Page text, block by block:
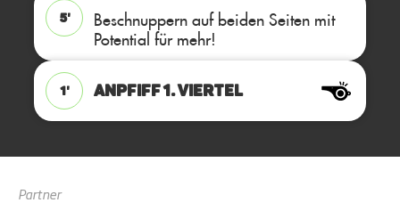
5'
Beschnuppern auf beiden Seiten mit
Potential für mehr!
1' ANPFIFF 1. Viertel
Partner